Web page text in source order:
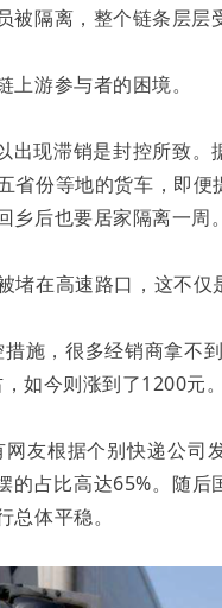
隔离，整个链条层层
游参与者的困境。
出现滞销是封控所致
省份等地的货车，即
后也要居家隔离一周。
堵在高速路口，这不
施，很多经销商拿不
如今则涨到了1200元。
友根据个别快递公司
的占比高达65%。随
体平稳。